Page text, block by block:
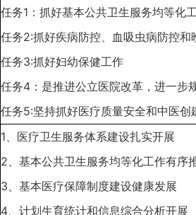
任务1：抓好基本公共卫生服务均等化
任务2:抓好疾病防控、血吸虫病防控和
任务3:抓好妇幼保健工作
任务4：是推进公立医院改革，进一步
任务5:坚持抓好医疗质量安全和中医创
1、医疗卫生服务体系建设扎实开展
2、基本公共卫生服务均等化工作有序
3、基本医疗保障制度建设健康发展
4、计划生育统计和信息综合分析开展